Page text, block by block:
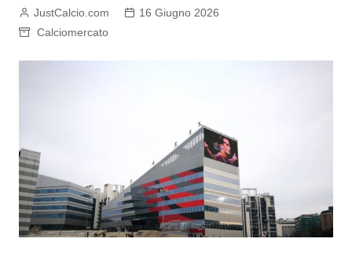
JustCalcio.com
16 Giugno 2026
Calciomercato